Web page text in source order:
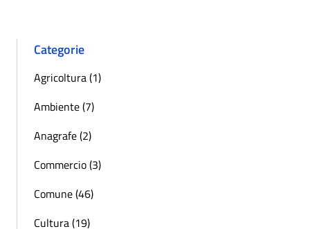
Categorie
Agricoltura (1)
Ambiente (7)
Anagrafe (2)
Commercio (3)
Comune (46)
Cultura (19)